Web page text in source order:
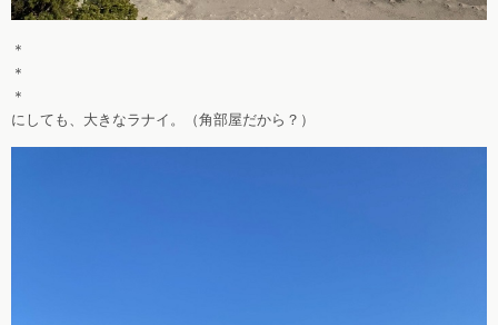
＊
＊
＊
にしても、大きなラナイ。（角部屋だから？）